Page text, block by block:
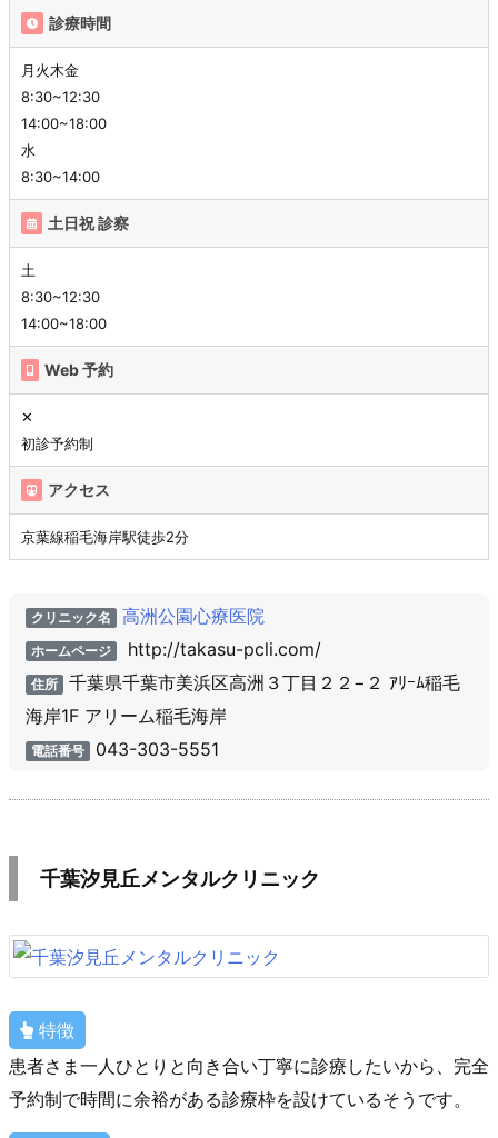
診療時間
月火木金
8:30~12:30
14:00~18:00
水
8:30~14:00
土日祝 診察
土
8:30~12:30
14:00~18:00
Web 予約
✕
初診予約制
アクセス
京葉線稲毛海岸駅徒歩2分
クリニック名 高洲公園心療医院
ホームページ http://takasu-pcli.com/
住所 千葉県千葉市美浜区高洲３丁目２２−２ ｱﾘｰﾑ稲毛
海岸1F アリーム稲毛海岸
電話番号 043-303-5551
千葉汐見丘メンタルクリニック
特徴
患者さま一人ひとりと向き合い丁寧に診療したいから、完全
予約制で時間に余裕がある診療枠を設けているそうです。